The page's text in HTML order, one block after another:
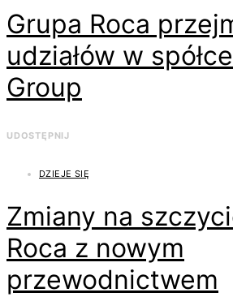
Grupa Roca
udziałów w
Group
UDOSTĘPNIJ
DZIEJE SIĘ
Zmiany na
Roca z nowym
przewodnictwem